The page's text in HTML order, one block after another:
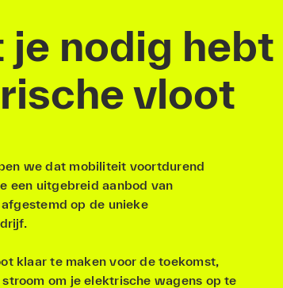
nodig
vloot
we dat mobiliteit voortdurend
een uitgebreid aanbod van
op de unieke
klaar te maken voor de toekomst,
om je elektrische wagens op te